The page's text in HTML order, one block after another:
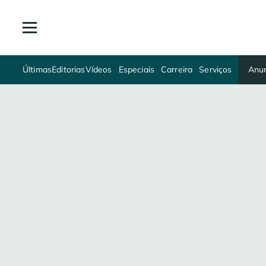
ÚltimasEditoriasVídeos Especiais Carreira Serviços